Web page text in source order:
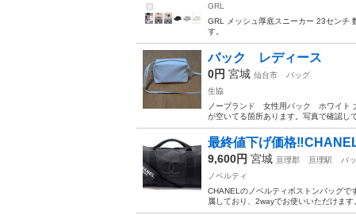
GRL
GRL メッシュ厚底スニーカー 23センチ
す。
バック レディース
0円 宮城 仙台市
バッグ
生協
ノーブランド 女性用バック ホワイト
が空いてる箇所あります。写真で確認し
最終値下げ価格
9,600円 宮城 亘理郡 亘理駅
バ
ノベルティ
CHANELのノベルティボストンバッグで
属しており、2wayでお使いいただけま